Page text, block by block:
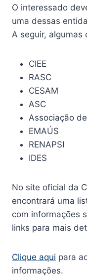
O interessado
uma dessas
A seguir, algumas
CIEE
RASC
CESAM
ASC
Associação
EMAÚS
RENAPSI
IDES
No site oficial da
encontrará uma
com informações
links para mais
Clique aqui para
informações.